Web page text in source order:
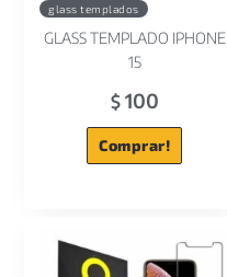
glass templados
GLASS TEMPLADO IPHONE
15
$100
Comprar!